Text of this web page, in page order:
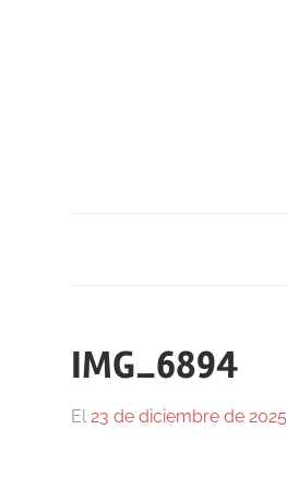
IMG_6894
El 23 de diciembre de 2025